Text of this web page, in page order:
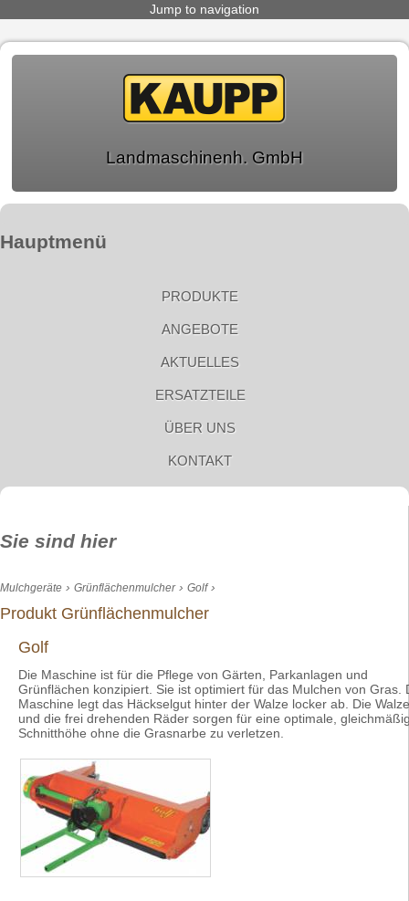
Jump to navigation
Landmaschinenh. GmbH
Hauptmenü
PRODUKTE
ANGEBOTE
AKTUELLES
ERSATZTEILE
ÜBER UNS
KONTAKT
Sie sind hier
Mulchgeräte › Grünflächenmulcher› Golf›
Produkt Grünflächenmulcher
Golf
Die Maschine ist für die Pflege von Gärten, Parkanlagen und
Grünflächen konzipiert. Sie ist optimiert für das Mulchen von Gras.
Maschine legt das Häckselgut hinter der Walze locker ab. Die Walze
und die frei drehenden Räder sorgen für eine optimale,
Schnitthöhe ohne die Grasnarbe zu verletzen.